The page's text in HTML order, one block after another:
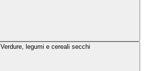
Verdure, legumi e cereali secchi